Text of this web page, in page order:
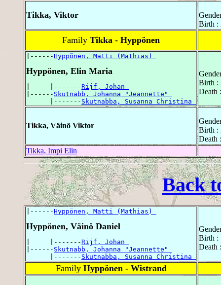
Tikka, Viktor
Birth :
Family Tikka - Hyppönen
|------Hyppönen, Matti (Mathias)
Hyppönen, Elin Maria
|     |-------Rijf, Johan
|------ Skutnabb, Johanna "Jeannette"
      |-------
Skutnabba, Susanna Christina
Birth :
Death
Tikka, Väinö Viktor
Birth :
Death
Tikka, Impi Elin
Back
|------Hyppönen, Matti (Mathias)
Hyppönen, Väinö Daniel
|     |-------Rijf, Johan
|------ Skutnabb, Johanna "Jeannette"
      |-------
Skutnabba, Susanna Christina
Birth :
Death
Family Hyppönen - Wistrand